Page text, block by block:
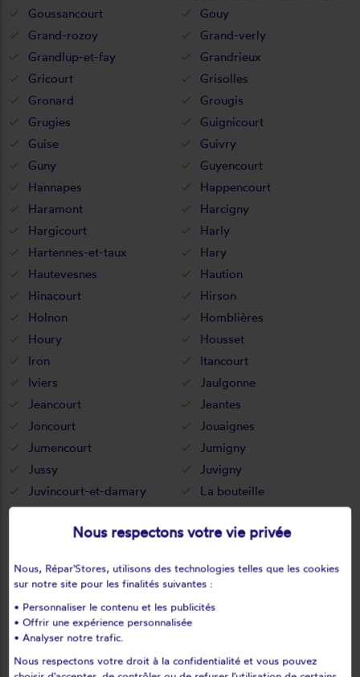
Goussancourt
Gouy
Grand-rozoy
Grand-verly
Grandlup-et-fay
Grandrieux
Gricourt
Grisolles
Gronard
Grougis
Grugies
Guignicourt
Guise
Guivry
Guny
Guyencourt
Hannapes
Happencourt
Haramont
Harcigny
Hargicourt
Harly
Hartennes-et-taux
Hary
Hautevesnes
Haution
Hinacourt
Hirson
Holnon
Homblières
Houry
Housset
Iron
Itancourt
Iviers
Jaulgonne
Jeancourt
Jeantes
Joncourt
Jouaignes
Jumencourt
Jumigny
Jussy
Juvigny
Juvincourt-et-damary
La bouteille
La capelle
La celle-sous-montmirail
La chapelle-monthodon
La chapelle-sur-chézy
La ferté-chevresis
La ferté-milon
La hérie
La malmaison
La neuville-bosmont
La neuville-housset
La vallée-au-blé
La vallée-mulâtre
Nous respectons votre vie privée
Nous, Répar'Stores, utilisons des technologies telles que les cookies
sur notre site pour les finalités suivantes :
• Personnaliser le contenu et les publicités
• Offrir une expérience personnalisée
• Analyser notre trafic.
Nous respectons votre droit à la confidentialité et vous pouvez